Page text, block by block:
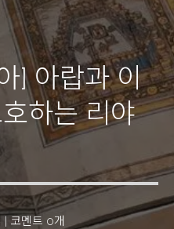
] 아랍과 이
하는 리야
| 코멘트 0개